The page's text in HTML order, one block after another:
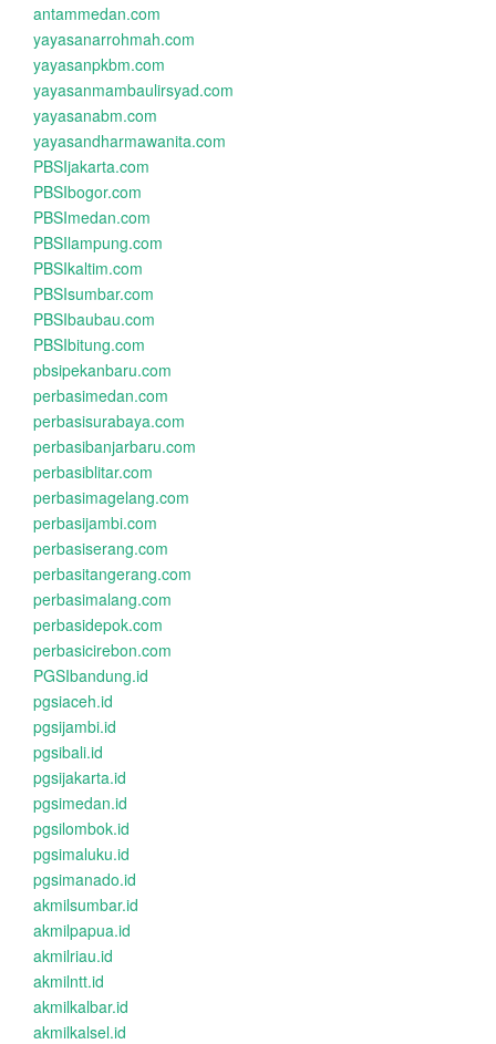
antammedan.com
yayasanarrohmah.com
yayasanpkbm.com
yayasanmambaulirsyad.com
yayasanabm.com
yayasandharmawanita.com
PBSIjakarta.com
PBSIbogor.com
PBSImedan.com
PBSIlampung.com
PBSIkaltim.com
PBSIsumbar.com
PBSIbaubau.com
PBSIbitung.com
pbsipekanbaru.com
perbasimedan.com
perbasisurabaya.com
perbasibanjarbaru.com
perbasiblitar.com
perbasimagelang.com
perbasijambi.com
perbasiserang.com
perbasitangerang.com
perbasimalang.com
perbasidepok.com
perbasicirebon.com
PGSIbandung.id
pgsiaceh.id
pgsijambi.id
pgsibali.id
pgsijakarta.id
pgsimedan.id
pgsilombok.id
pgsimaluku.id
pgsimanado.id
akmilsumbar.id
akmilpapua.id
akmilriau.id
akmilntt.id
akmilkalbar.id
akmilkalsel.id